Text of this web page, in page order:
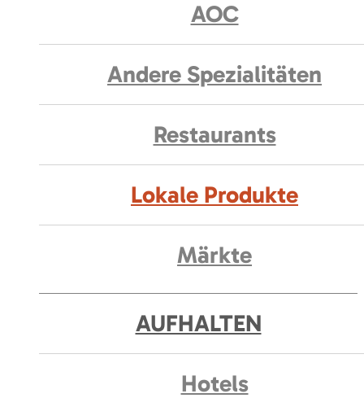
AOC
Andere Spezialitäten
Restaurants
Lokale Produkte
Märkte
AUFHALTEN
Hotels